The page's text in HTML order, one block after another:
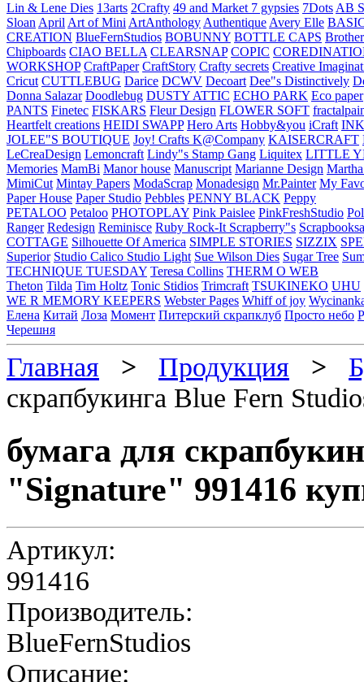
Lin & Lene Dies 13arts 2Crafty 49 and Market 7 gypsies 7Dots AB
Sloan April Art of Mini ArtAnthology Authentique Avery Elle
CREATION BlueFernStudios BOBUNNY BOTTLE CAPS Brother
Chipboards CIAO BELLA CLEARSNAP COPIC
WORKSHOP CraftPaper CraftStory Crafty secrets Creative
Cricut CUTTLEBUG Darice DCWV Decoart Dee"s Distinctively
Donna Salazar Doodlebug DUSTY ATTIC ECHO PARK Eco paper
PANTS Finetec FISKARS Fleur Design FLOWER SOFT
Heartfelt creations HEIDI SWAPP Hero Arts Hobby&you iCraft
JOLEE"S BOUTIQUE Joy! Crafts K@Company KAISERCRAFT
LeCreaDesign Lemoncraft Lindy"s Stamp Gang Liquitex LITTLE
Memories MamBi Manor house Manuscript Marianne Design
MimiCut Mintay Papers ModaScrap Monadesign Mr.Painter My
Paper House Paper Studio Pebbles PENNY BLACK Peppy
PETALOO Petaloo PHOTOPLAY Pink Paislee PinkFreshStudio
Ranger Redesign Reminisce Ruby Rock-It Scrapberry"s
COTTAGE Silhouette Of America SIMPLE STORIES SIZZIX
Superior Studio Calico Studio Light Sue Wilson Dies Sugar Tree
TECHNIQUE TUESDAY Teresa Collins THERM O WEB
Theton Tilda Tim Holtz Tonic Stidios Trimcraft TSUKINEKO UHU
WE R MEMORY KEEPERS Webster Pages Whiff of joy
Елена Китай Лоза Момент Питерский скрапклуб Просто небо
Черешня
Главная > Продукция >
скрапбукинга Blue Fern
бумага для
"Signature" 991416
Артикул:
991416
Производитель:
BlueFernStudios
Описание: